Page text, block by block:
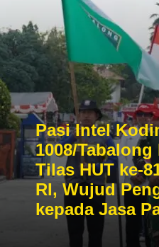
Pasi Intel
1008/
Tilas HUT ke-
RI, Wujud
kepada Jasa